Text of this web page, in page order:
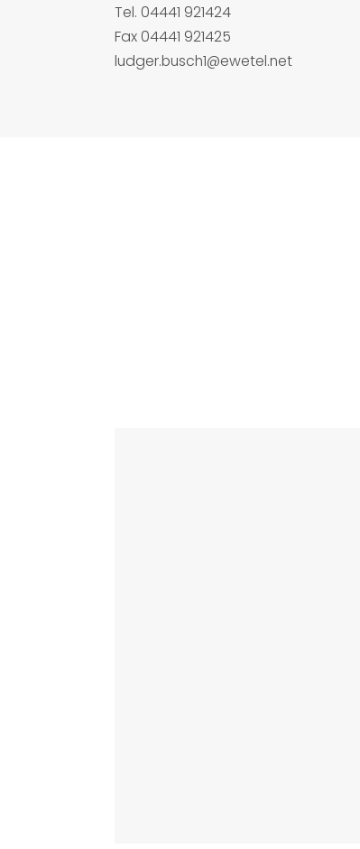
Tel. 04441 921424
Fax 04441 921425
ludger.busch1@ewetel.net